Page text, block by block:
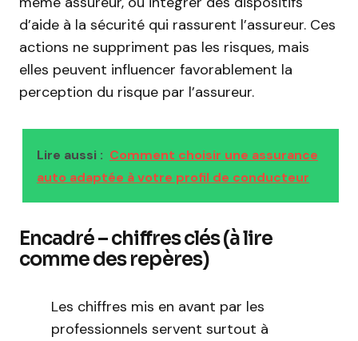
d’aide à la sécurité qui rassurent l’assureur. Ces
actions ne suppriment pas les risques, mais
elles peuvent influencer favorablement la
perception du risque par l’assureur.
Lire aussi : Comment choisir une assurance
auto adaptée à votre profil de conducteur
Encadré – chiffres clés (à lire
comme des repères)
Les chiffres mis en avant par les
professionnels servent surtout à